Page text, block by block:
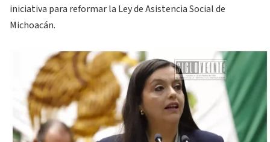
iniciativa para reformar la Ley de Asistencia Social de
Michoacán.